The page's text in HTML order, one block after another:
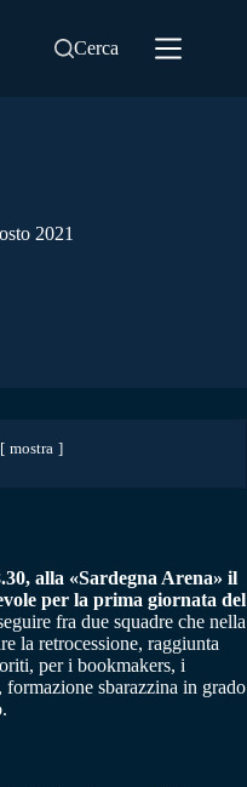
Cerca
2021
mostra
alla «Sardegna Arena» il
per la prima giornata del
fra due squadre che nella
la retrocessione, raggiunta
per i bookmakers, i
sbarazzina in grado